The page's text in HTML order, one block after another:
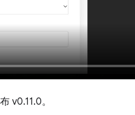
v0.11.0。